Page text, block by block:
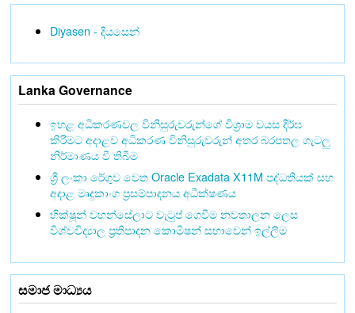
Diyasen - දියසෙන්
Lanka Governance
ඉහළ අධිකරණවල විනිසුරුවරුන්ගේ විශ්‍රාම වයස දීර්ඝ
කිරීමට අදාළව අධිකරණ විනිසුරුවරුන් අතර බරපතල ගැටලු
නිර්මාණය වී තිබීම
ශ්‍රී ලංකා රේගුව වෙත Oracle Exadata X11M පද්ධතියක් සහ
අදාළ මෘදුකාංග ප්‍රසම්පාදනය අධීක්ෂණය
භික්ෂූන් වහන්සේලාට වැටුප් ගෙවීම නවතාලන ලෙස
විශ්වවිද්‍යාල ප්‍රතිපාදන කොමිෂන් සභාවෙන් ඉල්ලීම
සමාජ මාධ්‍යය